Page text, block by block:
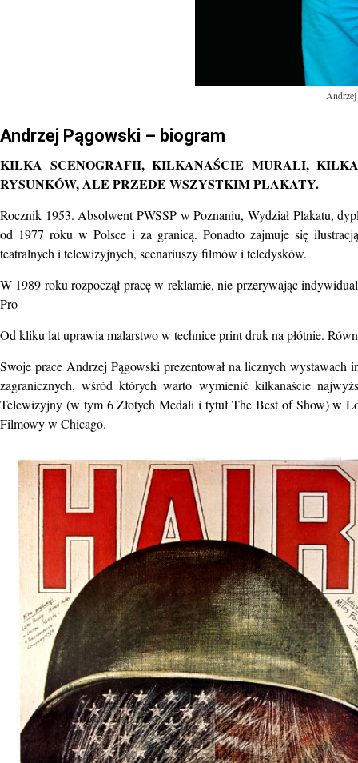
Andrzej Pągowski – biogram
KILKA SCENOGRAFII, KILKANAŚCIE MURALI,
RYSUNKÓW, ALE PRZEDE WSZYSTKIM PLAKATY.
Rocznik 1953. Absolwent PWSSP w Poznaniu, Wydział Plakatu,
od 1977 roku w Polsce i za granicą. Ponadto zajmuje się
teatralnych i telewizyjnych, scenariuszy filmów i teledysków.
W 1989 roku rozpoczął pracę w reklamie, nie przerywając
Pro
Od kliku lat uprawia malarstwo w technice print druk na płótnie.
Swoje prace Andrzej Pągowski prezentował na licznych
zagranicznych, wśród których warto wymienić kilkanaście
Telewizyjny (w tym 6 Złotych Medali i tytuł The Best of Show) w
Filmowy w Chicago.